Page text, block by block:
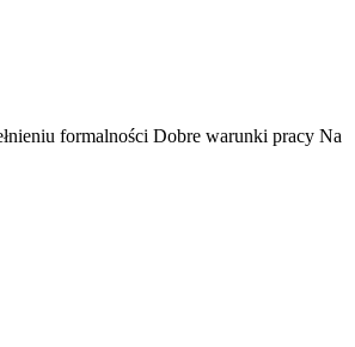
formalności Dobre warunki pracy Na